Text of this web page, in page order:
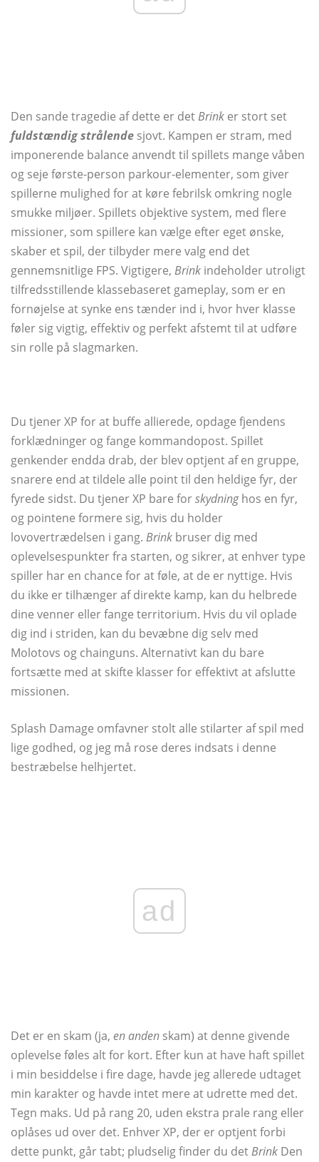
Den sande tragedie af dette er detBrink er stort set
fuldstændig strålende sjovt. Kampen er stram, med
imponerende balance anvendt til spillets mange våben
og seje første-person parkour-elementer, som giver
spillerne mulighed for at køre febrilsk omkring nogle
smukke miljøer. Spillets objektive system, med flere
missioner, som spillere kan vælge efter eget ønske,
skaber et spil, der tilbyder mere valg end det
gennemsnitlige FPS. Vigtigere, Brink indeholder utroligt
tilfredsstillende klassebaseret gameplay, som er en
fornøjelse at synke ens tænder ind i, hvor hver klasse
føler sig vigtig, effektiv og perfekt afstemt til at udføre
sin rolle på slagmarken.
Du tjener XP for at buffe allierede, opdage fjendens
forklædninger og fange kommandopost. Spillet
genkender endda drab, der blev optjent af en gruppe,
snarere end at tildele alle point til den heldige fyr, der
fyrede sidst. Du tjener XP bare forskydninghos en fyr,
og pointene formere sig, hvis du holder
lovovertrædelsen i gang. Brink bruser dig med
oplevelsespunkter fra starten, og sikrer, at enhver type
spiller har en chance for at føle, at de er nyttige. Hvis
du ikke er tilhænger af direkte kamp, ​​kan du helbrede
dine venner eller fange territorium. Hvis du vil oplade
dig ind i striden, kan du bevæbne dig selv med
Molotovs og chainguns. Alternativt kan du bare
fortsætte med at skifte klasser for effektivt at afslutte
missionen.
Splash Damage omfavner stolt alle stilarter af spil med
lige godhed, og jeg må rose deres indsats i denne
bestræbelse helhjertet.
ad
Det er en skam (ja, en anden skam) at denne givende
oplevelse føles alt for kort. Efter kun at have haft spillet
i min besiddelse i fire dage, havde jeg allerede udtaget
min karakter og havde intet mere at udrette med det.
Tegn maks. Ud på rang 20, uden ekstra prale rang eller
oplåses ud over det. Enhver XP, der er optjent forbi
dette punkt, går tabt; pludselig finder du detBrink Den